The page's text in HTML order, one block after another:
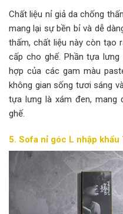
Chất liệu nỉ giả da chống
mang lại sự bền bỉ và dễ
thấm, chất liệu này còn tạo
cấp cho ghế. Phần tựa
hợp của các gam màu
không gian sống tươi sáng
tựa lưng là xám đen, mang
ghế.
5. Sofa nỉ góc L nhập khẩu